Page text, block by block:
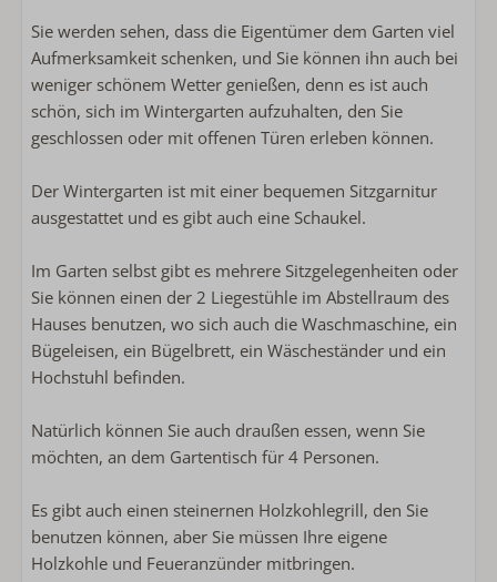
Mikrowelle
Kühlschrank mit Gefrier
Kaffeemaschine mit Pads
Kaffeemaschinenfilter
Wasserkocher
Außenbereich
Lounge-Sofa
Liegestühle
Verwendung von Lagerung oder Schuppen
Fahrradkeller
Handtücher inklusive
Badezimmer im Erdgeschoss
Schlafzimmer
Sie werden sehen, dass die Eigentümer dem Garten viel
Aufmerksamkeit schenken, und Sie können ihn auch bei
weniger schönem Wetter genießen, denn es ist auch
schön, sich im Wintergarten aufzuhalten, den Sie
geschlossen oder mit offenen Türen erleben können.
Der Wintergarten ist mit einer bequemen Sitzgarnitur
ausgestattet und es gibt auch eine Schaukel.
Im Garten selbst gibt es mehrere Sitzgelegenheiten oder
Sie können einen der 2 Liegestühle im Abstellraum des
Hauses benutzen, wo sich auch die Waschmaschine, ein
Bügeleisen, ein Bügelbrett, ein Wäscheständer und ein
Hochstuhl befinden.
Natürlich können Sie auch draußen essen, wenn Sie
möchten, an dem Gartentisch für 4 Personen.
Es gibt auch einen steinernen Holzkohlegrill, den Sie
benutzen können, aber Sie müssen Ihre eigene
Holzkohle und Feueranzünder mitbringen.